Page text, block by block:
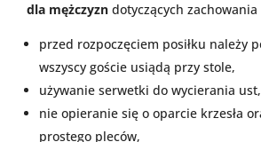
dla mężczyzn dotyczących
przed rozpoczęciem posiłku należy
wszyscy goście usiądą przy stole,
używanie serwetki do wycierania
nie opieranie się o oparcie krzesła
prostego pleców,